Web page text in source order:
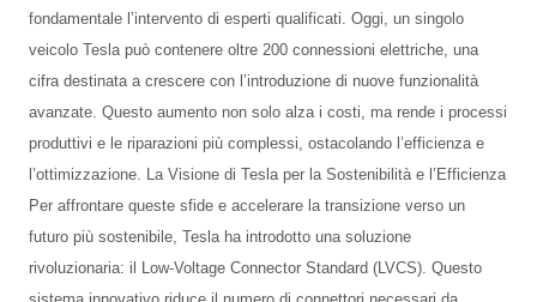
fondamentale l’intervento di esperti qualificati. Oggi, un singolo
veicolo Tesla può contenere oltre 200 connessioni elettriche, una
cifra destinata a crescere con l’introduzione di nuove funzionalità
avanzate. Questo aumento non solo alza i costi, ma rende i processi
produttivi e le riparazioni più complessi, ostacolando l’efficienza e
l’ottimizzazione. La Visione di Tesla per la Sostenibilità e l’Efficienza
Per affrontare queste sfide e accelerare la transizione verso un
futuro più sostenibile, Tesla ha introdotto una soluzione
rivoluzionaria: il Low-Voltage Connector Standard (LVCS). Questo